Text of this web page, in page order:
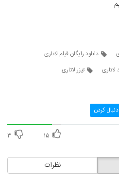
دانلود رایگان فیلم لاتاری
لاتاری تیزر لاتاری
دنبال کردن
۱۵ ۳
نظرات